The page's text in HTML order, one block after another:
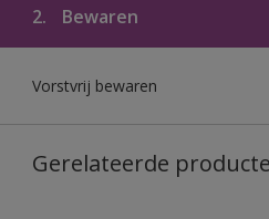
2. Bewaren
Vorstvrij bewaren
Gerelateerde